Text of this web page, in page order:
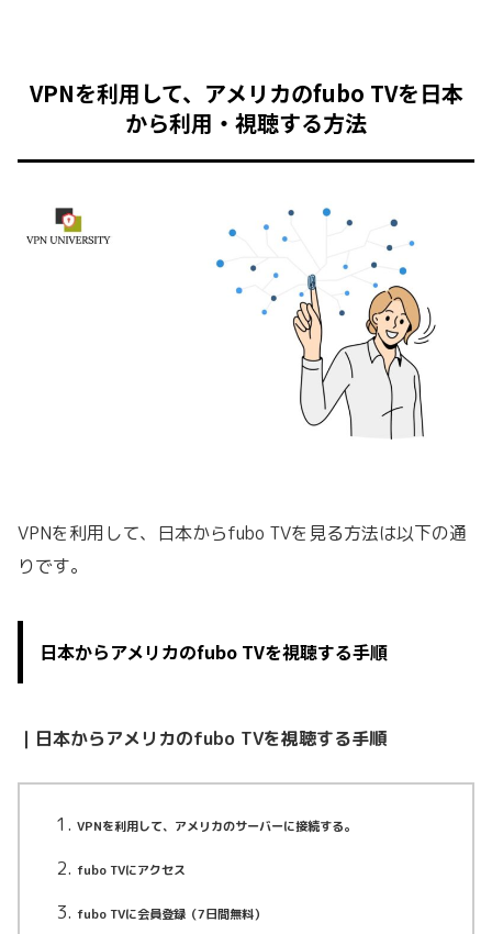
VPNを利用して、アメリカのfubo TVを日本
から利用・視聴する方法
VPNを利用して、日本からfubo TVを見る方法は以下の通
りです。
日本からアメリカのfubo TVを視聴する手順
｜日本からアメリカのfubo TVを視聴する手順
VPNを利用して、アメリカのサーバーに接続する。
fubo TVにアクセス
fubo TVに会員登録（7日間無料）